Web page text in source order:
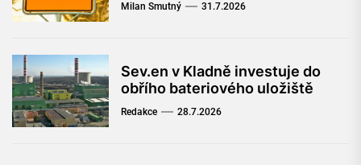
Milan Smutný 31.7.2026
Sev.en v Kladně investuje do
obřího bateriového uložiště
Redakce 28.7.2026